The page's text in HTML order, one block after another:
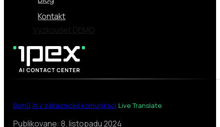
Kontakt
Vyzkoušet DEMO
Domů AI v zákaznické komunikaci Live Translate
Publikovane: 8. listopadu 2024